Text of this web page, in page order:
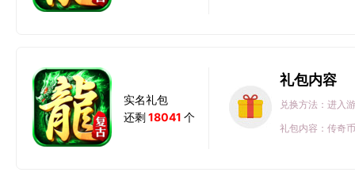
实名礼包
还剩18041 个
礼包内容
兑换方法：进入
礼包内容：传奇